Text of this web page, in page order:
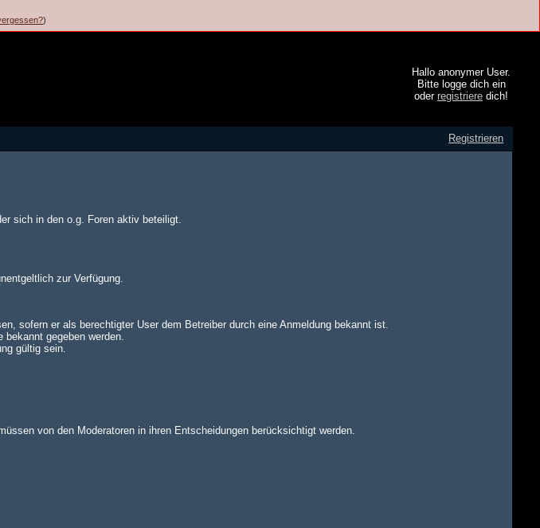
)
Hallo anonymer User.
Bitte logge dich ein
oder registriere dich!
Registrieren
sich in den o.g. Foren aktiv beteiligt.
zur Verfügung.
sofern er als berechtigter User dem Betreiber durch eine Anmeldung bekannt ist.
gegeben werden.
gültig sein.
von den Moderatoren in ihren Entscheidungen berücksichtigt werden.